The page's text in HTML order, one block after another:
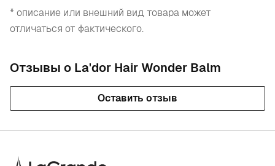
* описание или внешний вид товара может
отличаться от фактического.
Отзывы о La'dor Hair Wonder Balm
Оставить отзыв